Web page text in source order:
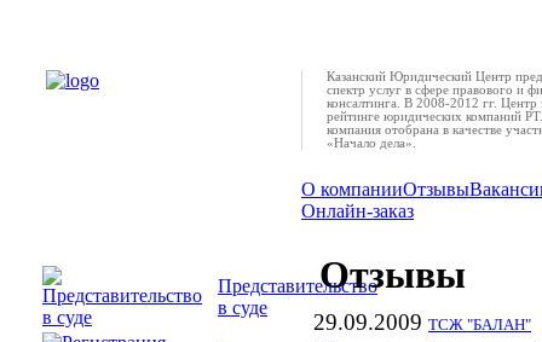
Представительство
в суде
Казанский Юридический Центр
спектр услуг в сфере правового и
консалтинга. В 2008-2012 гг. Центр
рейтинге юридических компаний
компания отобрана в качестве
«Начало дела».
О компанииОтзывы
Онлайн-заказ
Отзывы
29.09.2009 ТСЖ "БАЛАН"